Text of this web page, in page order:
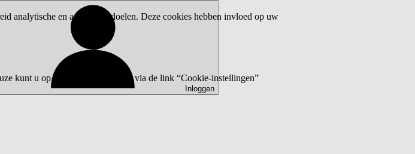
Inloggen
analytische en advertentiedoelen. Deze cookies hebben invloed op uw
kunt u op elk moment wijzigen via de link “Cookie-instellingen”